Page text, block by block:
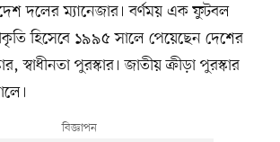
দলের ম্যানেজার। বর্ণময় এক ফুটবল
হিসেবে ১৯৯৫ সালে পেয়েছেন দেশের
স্বাধীনতা পুরস্কার। জাতীয় ক্রীড়া পুরস্কার